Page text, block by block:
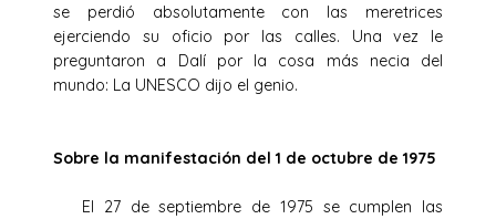
se perdió absolutamente con las meretrices
ejerciendo su oficio por las calles. Una vez le
preguntaron a Dalí por la cosa más necia del
mundo: ­La UNESCO­ dijo el genio.
Sobre la manifestación del 1 de octubre de 1975
El 27 de septiembre de 1975 se cumplen las